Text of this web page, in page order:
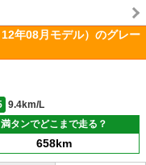
年08月モデル）のグレー
9.4km/L
満タンでどこまで走る？
658km